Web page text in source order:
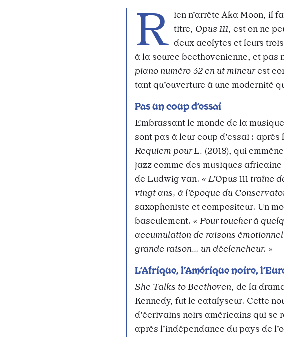
R ien n’arrête Aka Moon, il
titre, Opus 111, est on ne
deux acolytes et leurs
à la source beethovenienne, et pas
piano numéro 32en ut mineurest
tant qu’ouverture à une modernité
Pas un coup d’essai
Embrassant le monde de la
sont pas à leur coup d’essai : après
Requiem pour L. (2018), qui
jazz comme des musiques
de Ludwig van. « L’Opus 111 traîne
vingt ans, à l’époque du
saxophoniste et compositeur. Un
basculement. « Pour toucher à
accumulation de raisons
grande raison… un déclencheur. »
L’Afrique, l’Amérique noire,
She Talks to Beethoven, de la
Kennedy, fut le catalyseur. Cette
d’écrivains noirs américains qui se
après l’indépendance du pays de